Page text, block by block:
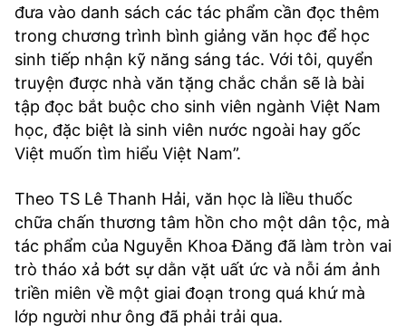
đưa vào danh sách các tác phẩm cần đọc thêm
trong chương trình bình giảng văn học để học
sinh tiếp nhận kỹ năng sáng tác. Với tôi, quyển
truyện được nhà văn tặng chắc chắn sẽ là bài
tập đọc bắt buộc cho sinh viên ngành Việt Nam
học, đặc biệt là sinh viên nước ngoài hay gốc
Việt muốn tìm hiểu Việt Nam”.
Theo TS Lê Thanh Hải, văn học là liều thuốc
chữa chấn thương tâm hồn cho một dân tộc, mà
tác phẩm của Nguyễn Khoa Đăng đã làm tròn vai
trò tháo xả bớt sự dằn vặt uất ức và nỗi ám ảnh
triền miên về một giai đoạn trong quá khứ mà
lớp người như ông đã phải trải qua.